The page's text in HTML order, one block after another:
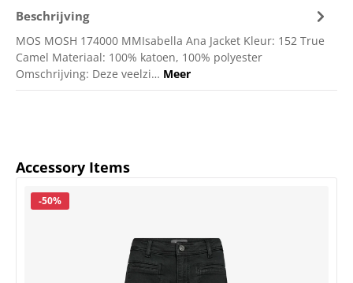
Beschrijving
MOS MOSH 174000 MMIsabella Ana Jacket Kleur: 152 True
Camel Materiaal: 100% katoen, 100% polyester
Omschrijving: Deze veelzi… Meer
Accessory Items
Korting
-50%